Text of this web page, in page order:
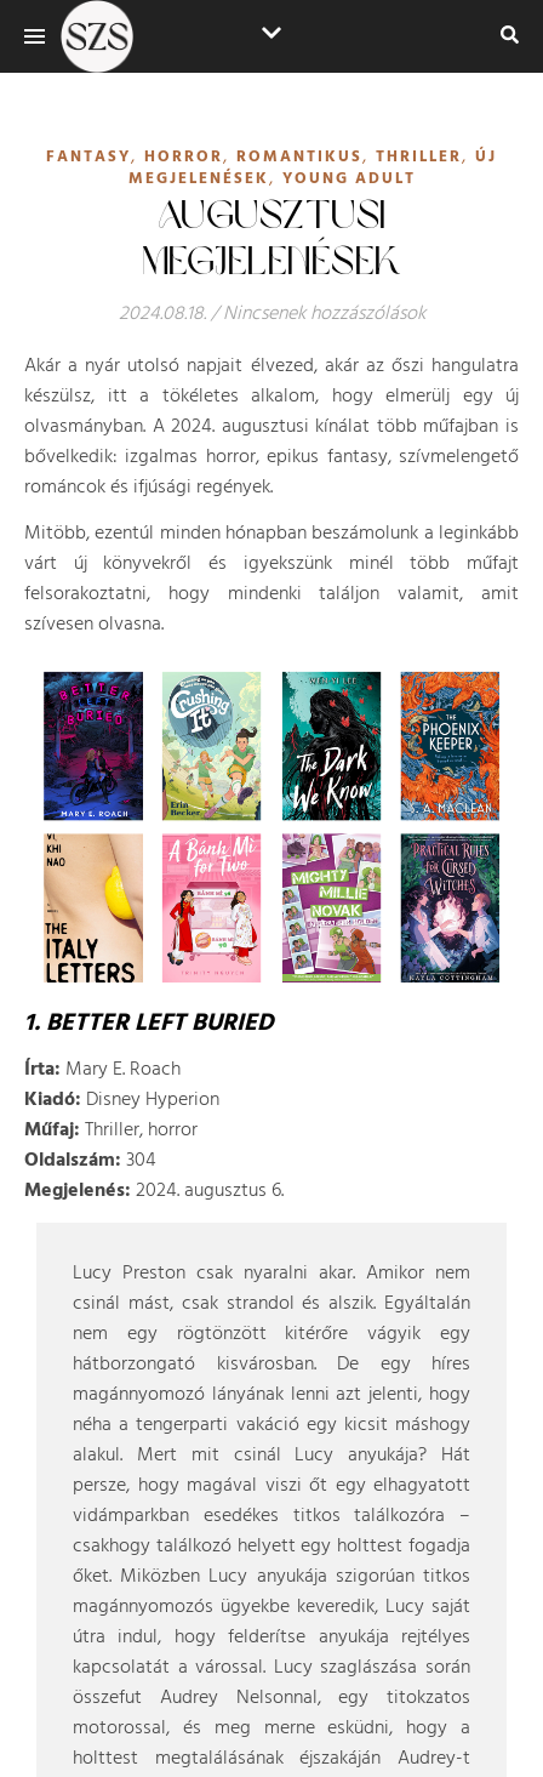
FANTASY, HORROR, ROMANTIKUS, THRILLER, ÚJ
MEGJELENÉSEK, YOUNG ADULT
AUGUSZTUSI
MEGJELENÉSEK
2024.08.18./ Nincsenek hozzászólások
Akár a nyár utolsó napjait élvezed, akár az őszi hangulatra
készülsz, itt a tökéletes alkalom, hogy elmerülj egy új
olvasmányban. A 2024. augusztusi kínálat több műfajban is
bővelkedik: izgalmas horror, epikus fantasy, szívmelengető
románcok és ifjúsági regények.
Mitöbb, ezentúl minden hónapban beszámolunk a leginkább
várt új könyvekről és igyekszünk minél több műfajt
felsorakoztatni, hogy mindenki találjon valamit, amit
szívesen olvasna.
1. BETTER LEFT BURIED
Írta: Mary E. Roach
Kiadó: Disney Hyperion
Műfaj:Thriller, horror
Oldalszám:304
Megjelenés:2024. augusztus 6.
Lucy Preston csak nyaralni akar. Amikor nem
csinál mást, csak strandol és alszik. Egyáltalán
nem egy rögtönzött kitérőre vágyik egy
hátborzongató kisvárosban. De egy híres
magánnyomozó lányának lenni azt jelenti, hogy
néha a tengerparti vakáció egy kicsit máshogy
alakul. Mert mit csinál Lucy anyukája? Hát
persze, hogy magával viszi őt egy elhagyatott
vidámparkban esedékes titkos találkozóra –
csakhogy találkozó helyett egy holttest fogadja
őket. Miközben Lucy anyukája szigorúan titkos
magánnyomozós ügyekbe keveredik, Lucy saját
útra indul, hogy felderítse anyukája rejtélyes
kapcsolatát a várossal. Lucy szaglászása során
összefut Audrey Nelsonnal, egy titokzatos
motorossal, és meg merne esküdni, hogy a
holttest megtalálásának éjszakáján Audrey-t